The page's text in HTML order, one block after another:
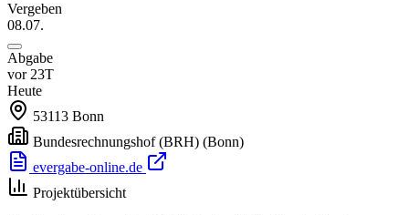
Vergeben
08.07.
Abgabe
vor 23T
Heute
53113 Bonn
Bundesrechnungshof (BRH) (Bonn)
evergabe-online.de
Projektübersicht